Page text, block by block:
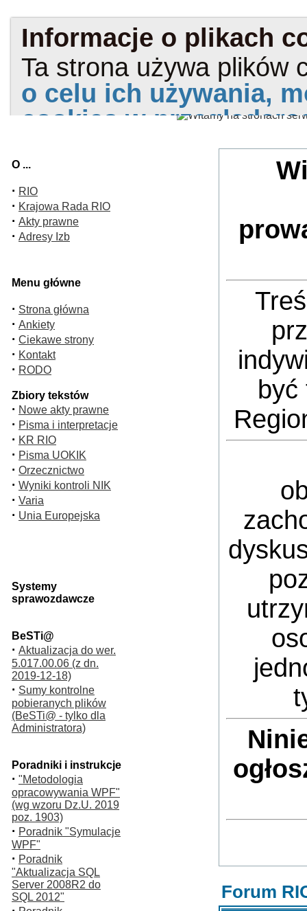
O ...
· RIO
· Krajowa Rada RIO
· Akty prawne
· Adresy Izb
Menu główne
· Strona główna
· Ankiety
· Ciekawe strony
· Kontakt
· RODO
Zbiory tekstów
· Nowe akty prawne
· Pisma i interpretacje
· KR RIO
· Pisma UOKIK
· Orzecznictwo
· Wyniki kontroli NIK
· Varia
· Unia Europejska
Systemy
sprawozdawcze
BeSTi@
· Aktualizacja do wer.
5.017.00.06 (z dn.
2019-12-18)
· Sumy kontrolne
pobieranych plików
(BeSTi@ - tylko dla
Administratora)
Poradniki i instrukcje
· "Metodologia
opracowywania WPF"
(wg wzoru Dz.U. 2019
poz. 1903)
· Poradnik "Symulacje
WPF"
· Poradnik
"Aktualizacja SQL
Server 2008R2 do
SQL 2012"
Forum